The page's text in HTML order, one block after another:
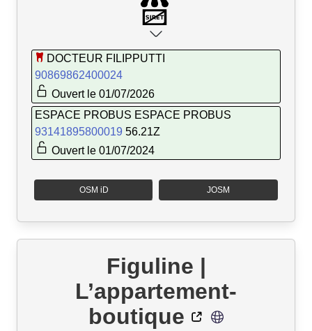
DOCTEUR FILIPPUTTI
90869862400024
Ouvert le 01/07/2026
ESPACE PROBUS ESPACE PROBUS
93141895800019 56.21Z
Ouvert le 01/07/2024
OSM iD JOSM
Figuline |
L’appartement-
boutique